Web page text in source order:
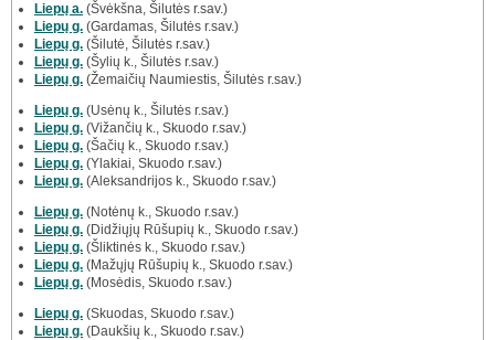
Liepų a. (Švėkšna, Šilutės r.sav.)
Liepų g. (Gardamas, Šilutės r.sav.)
Liepų g. (Šilutė, Šilutės r.sav.)
Liepų g. (Šylių k., Šilutės r.sav.)
Liepų g. (Žemaičių Naumiestis, Šilutės r.sav.)
Liepų g. (Usėnų k., Šilutės r.sav.)
Liepų g. (Vižančių k., Skuodo r.sav.)
Liepų g. (Šačių k., Skuodo r.sav.)
Liepų g. (Ylakiai, Skuodo r.sav.)
Liepų g. (Aleksandrijos k., Skuodo r.sav.)
Liepų g. (Notėnų k., Skuodo r.sav.)
Liepų g. (Didžiųjų Rūšupių k., Skuodo r.sav.)
Liepų g. (Šliktinės k., Skuodo r.sav.)
Liepų g. (Mažųjų Rūšupių k., Skuodo r.sav.)
Liepų g. (Mosėdis, Skuodo r.sav.)
Liepų g. (Skuodas, Skuodo r.sav.)
Liepų g. (Daukšių k., Skuodo r.sav.)